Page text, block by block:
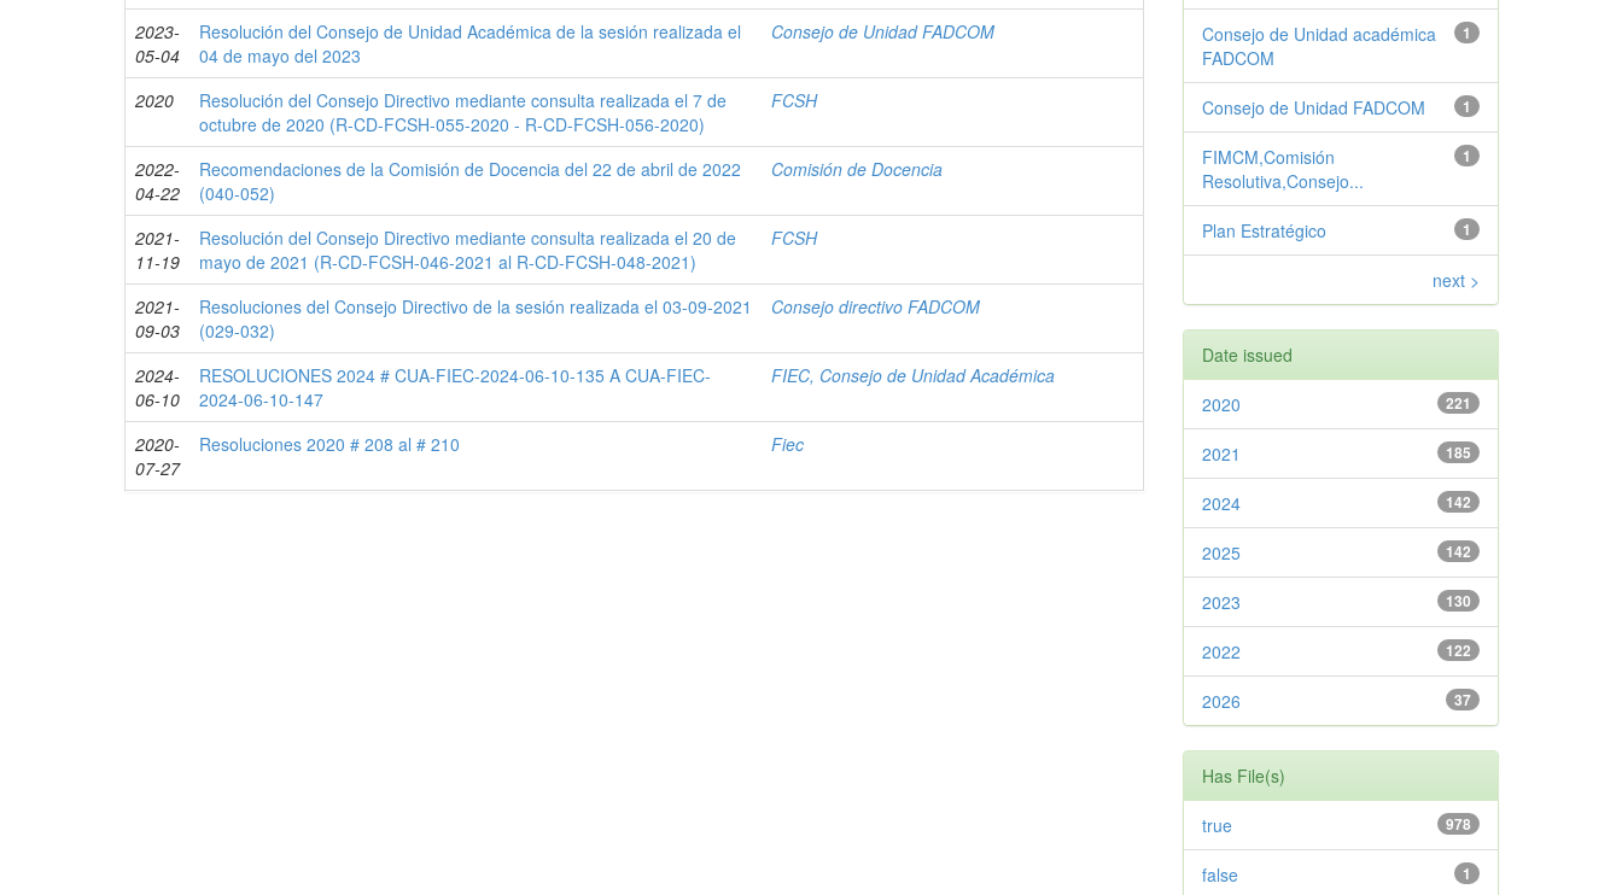
2023-
05-04
Resolución del Consejo de Unidad Académica de la sesión realizada el
04 de mayo del 2023
Consejo de Unidad FADCOM
2020
Resolución del Consejo Directivo mediante consulta realizada el 7 de
octubre de 2020 (R-CD-FCSH-055-2020 - R-CD-FCSH-056-2020)
FCSH
2022-
04-22
Recomendaciones de la Comisión de Docencia del 22 de abril de 2022
(040-052)
Comisión de Docencia
2021-
11-19
Resolución del Consejo Directivo mediante consulta realizada el 20 de
mayo de 2021 (R-CD-FCSH-046-2021 al R-CD-FCSH-048-2021)
FCSH
2021-
09-03
Resoluciones del Consejo Directivo de la sesión realizada el 03-09-2021
(029-032)
Consejo directivo FADCOM
2024-
06-10
RESOLUCIONES 2024 # CUA-FIEC-2024-06-10-135 A CUA-FIEC-
2024-06-10-147
FIEC, Consejo de Unidad Académica
2020-
07-27
Resoluciones 2020 # 208 al # 210 Fiec
1
Consejo de Unidad académica
FADCOM
1
Consejo de Unidad FADCOM
1
FIMCM,Comisión
Resolutiva,Consejo...
1
Plan Estratégico
next >
Date issued
221
2020
185
2021
142
2024
142
2025
130
2023
122
2022
37
2026
Has File(s)
978
true
1
false